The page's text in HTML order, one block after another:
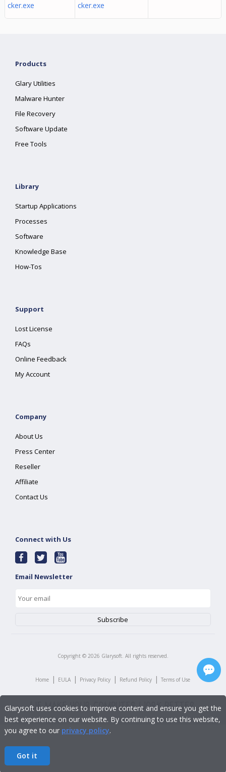
cker.exe
cker.exe
Products
Glary Utilities
Malware Hunter
File Recovery
Software Update
Free Tools
Library
Startup Applications
Processes
Software
Knowledge Base
How-Tos
Support
Lost License
FAQs
Online Feedback
My Account
Company
About Us
Press Center
Reseller
Affiliate
Contact Us
Connect with Us
Email Newsletter
Copyright © 2026 Glarysoft. All rights reserved.
Home | EULA | Privacy Policy | Refund Policy | Terms of Use
Glarysoft uses cookies to improve content and ensure you get the
best experience on our website. By continuing to use this website,
you agree to our privacy policy.
Got it